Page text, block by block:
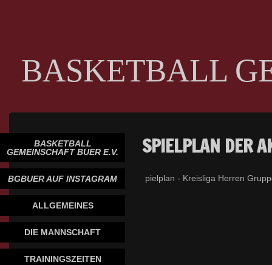
BASKETBALL
BASKETBALL
GEMEINSCHAFT BUER E.V.
BGBUER AUF INSTAGRAM
ALLGEMEINES
DIE MANNSCHAFT
TRAININGSZEITEN
SPIELPLAN DER
pielplan - Kreisliga Herren